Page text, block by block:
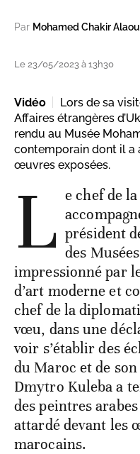
Par Mohamed Chakir
Le 23/05/2023 à 13h30
Vidéo
Lors de sa
Affaires étrangères
rendu au Musée
contemporain dont il a
œuvres exposées.
L e chef de
président
des
impressionné par
d’art moderne et
chef de la
vœu, dans une
voir s’établir des
du Maroc et de
Dmytro Kuleba a
des peintres
attardé devant les
marocains.